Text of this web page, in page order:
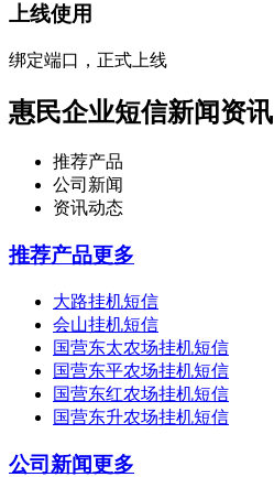
上线使用
绑定端口，正式上线
惠民企业短信新闻资讯
推荐产品
公司新闻
资讯动态
推荐产品更多
大路挂机短信
会山挂机短信
国营东太农场挂机短信
国营东平农场挂机短信
国营东红农场挂机短信
国营东升农场挂机短信
公司新闻更多